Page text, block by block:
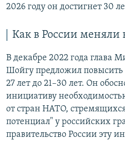
2026 году он достигнет 30
Как в России меняли
В декабре 2022 года глава
Шойгу предложил повысить
27 лет до 21–30 лет. Он
инициативу
от стран НАТО,
потенциал" у российских
правительство России эту